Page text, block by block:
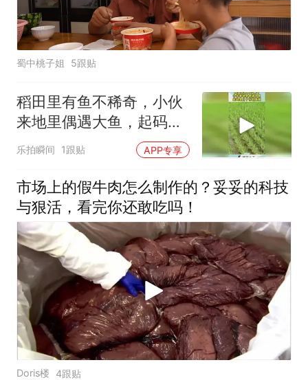
蜀中桃子姐 5跟贴
稻田里有鱼不稀奇，小伙
来地里偶遇大鱼，起码是
几十斤的黄鳝！
乐拍瞬间 1跟贴 APP专享
市场上的假牛肉怎么制作的？妥妥的科技
与狠活，看完你还敢吃吗！
Doris楼 4跟贴